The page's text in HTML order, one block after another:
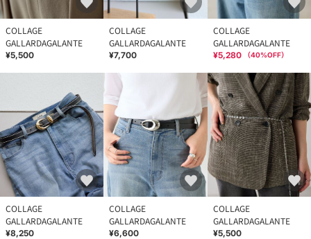
COLLAGE
GALLARDAGALANTE
¥5,500
COLLAGE
GALLARDAGALANTE
¥7,700
COLLAGE
GALLARDAGALANTE
¥5,280 （40%OFF）
COLLAGE
GALLARDAGALANTE
¥8,250
COLLAGE
GALLARDAGALANTE
¥6,600
COLLAGE
GALLARDAGALANTE
¥5,500